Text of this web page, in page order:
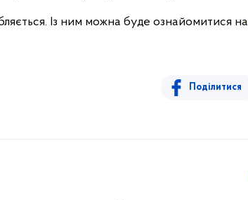
Із ним можна буде ознайомитися на
Поділитися